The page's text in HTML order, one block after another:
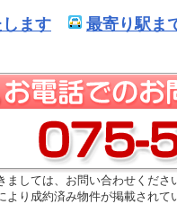
ます 最寄り駅ま
しては、お問い合わせくださ
より成約済み物件が掲載され